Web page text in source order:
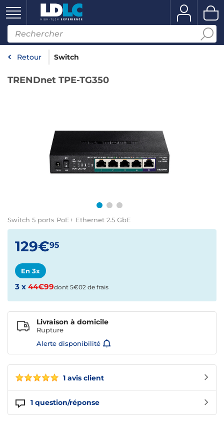
Retour Switch
TRENDnet TPE-TG350
Switch 5 ports PoE+ Ethernet 2.5 GbE
1 avis client
1 question/réponse
129€95
En 3x
3 x 44€99dont 5€02 de frais
Livraison à domicile
Rupture
Alerte disponibilité